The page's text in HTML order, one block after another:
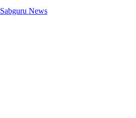
Sabguru News